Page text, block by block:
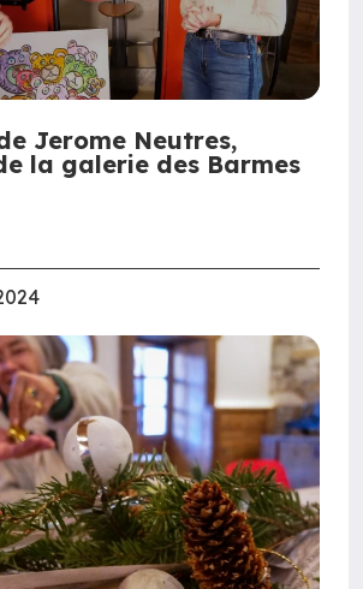
Jerome Neutres,
la galerie des Barmes